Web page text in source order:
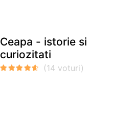
Ceapa - istorie si
curiozitati